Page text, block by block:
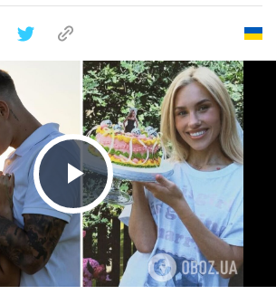
Play Video